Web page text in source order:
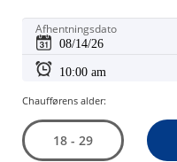
Afhentningsdato
Chaufførens alder:
18 - 29